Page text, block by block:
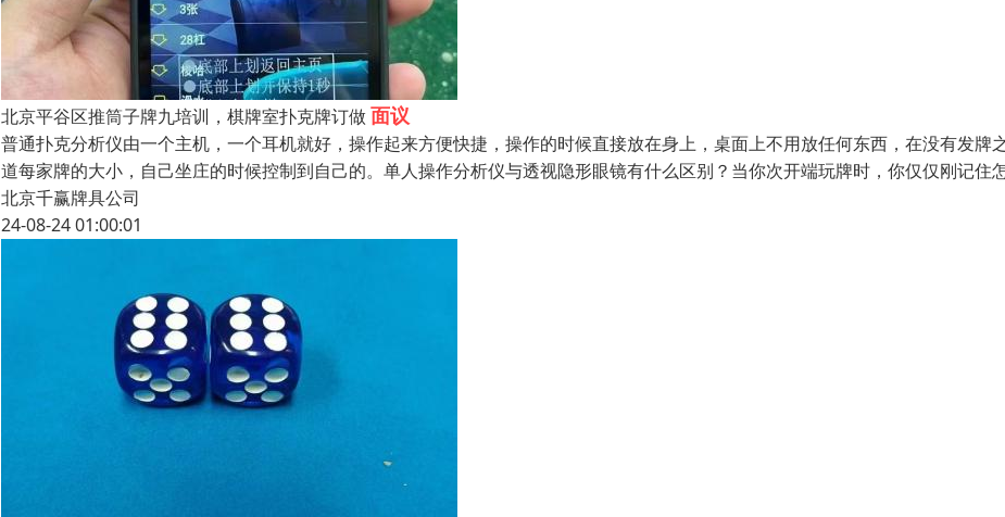
北京平谷区推筒子牌九培训，棋牌室扑克牌订做面议
普通扑克分析仪由一个主机，一个耳机就好，操作起来方便快捷，操作的时候直接放在身上，桌面上不用放任何东西，在没有发牌
道每家牌的大小，自己坐庄的时候控制到自己的。单人操作分析仪与透视隐形眼镜有什么区别？当你次开端玩牌时，你仅仅刚记住
北京千赢牌具公司
24-08-24 01:00:01